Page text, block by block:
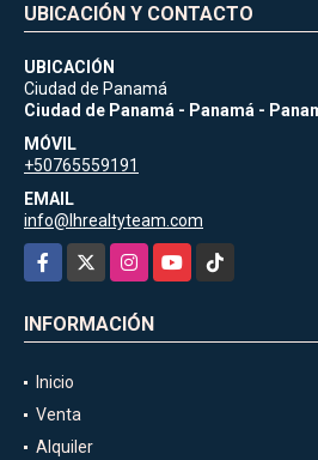
UBICACIÓN Y CONTACTO
UBICACIÓN
Ciudad de Panamá
Ciudad de Panamá - Panamá -
MÓVIL
+50765559191
EMAIL
info@lhrealtyteam.com
Facebook
InstagramYouTubeTikTok
INFORMACIÓN
Inicio
Venta
Alquiler